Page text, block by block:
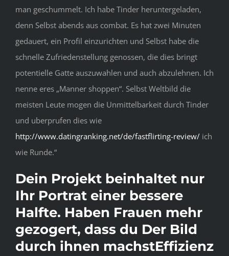
man geschummelt. Ich habe Tinder heruntergeladen,
denn Selbst abends aus combat. Es hat zwei Minuten
gedauert, ein Profil einzurichten und Selbst habe die
schnelle Zufriedenstellung genossen, die dies bringt
potentielle Gatte auszuwahlen und auch abzulehnen. Ich
nenne eres „Manner shoppen“. Selbst Weltbild die
meisten Leute mogen die Unmittelbarkeit durch Tinder
und uberprufen dies wie
http://www.datingranking.net/de/fastflirting-review/ ich
wie Runde.“
Dein Projekt beinhaltet nur
Ihr Portrat einer bessere
Halfte. Haben Frauen mehr
gezogert, dass du Der Bild
durch ihnen machstEffizienz